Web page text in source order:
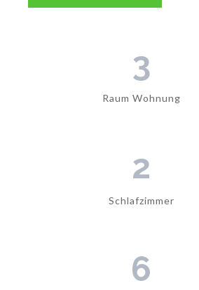
3
Raum Wohnung
2
Schlafzimmer
6